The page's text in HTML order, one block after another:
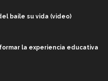
baile su vida (video)
la experiencia educativa